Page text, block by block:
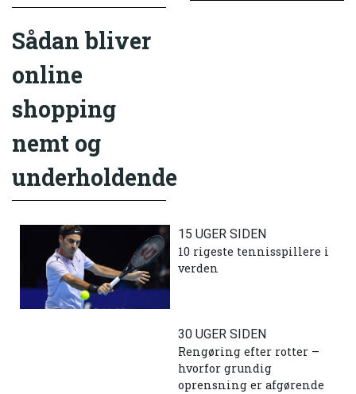
Sådan bliver
online
shopping
nemt og
underholdende
15 UGER SIDEN
10 rigeste tennisspillere i
verden
30 UGER SIDEN
Rengøring efter rotter –
hvorfor grundig
oprensning er afgørende